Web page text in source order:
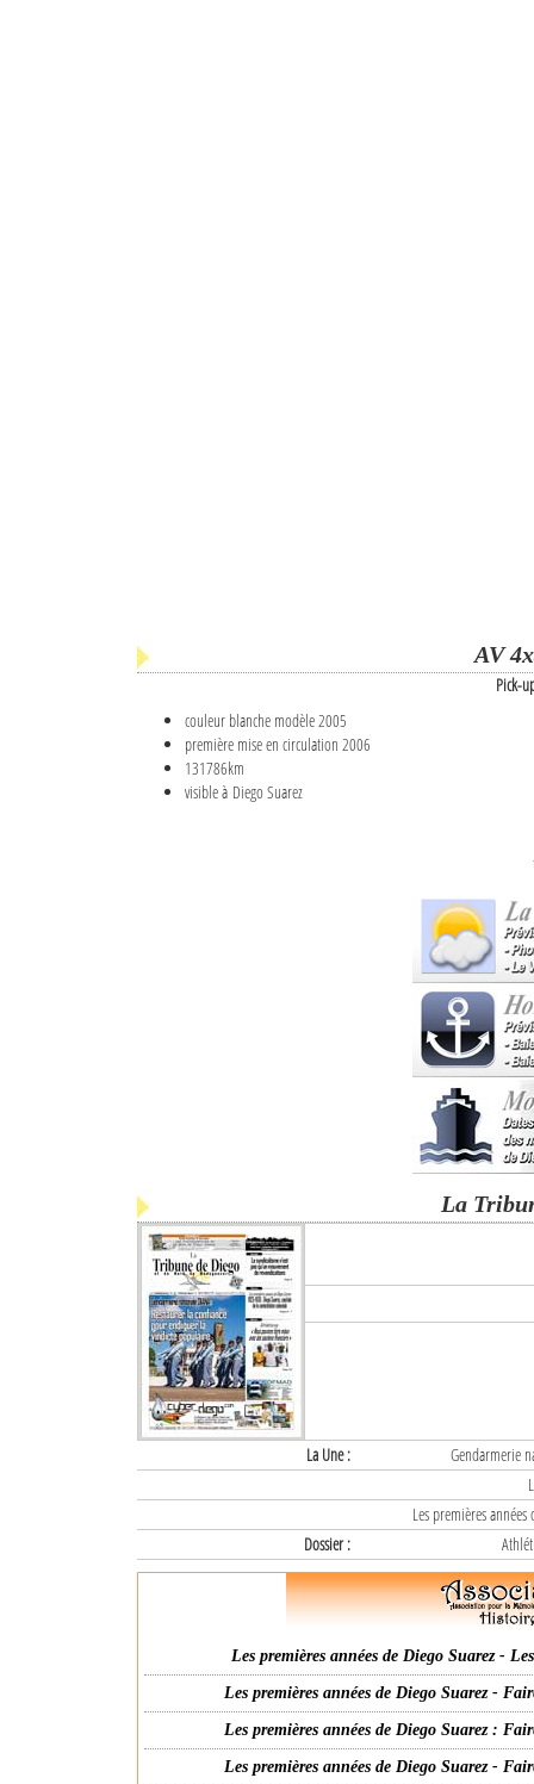
AV
Pick-
couleur blanche modèle 2005
première mise en circulation 2006
131786km
visible à Diego Suarez
La
La Une :
Gendarmerie
Les premières
Dossier :
Les premières années de Diego Suarez -
Les premières années de Diego Suarez -
Les premières années de Diego Suarez :
Les premières années de Diego Suarez -